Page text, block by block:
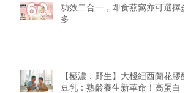
功效二合一，即食燕窩亦可選擇多
多
【極濃．野生】大棧紐西蘭花膠醇
豆乳：熟齡養生新革命！高蛋白